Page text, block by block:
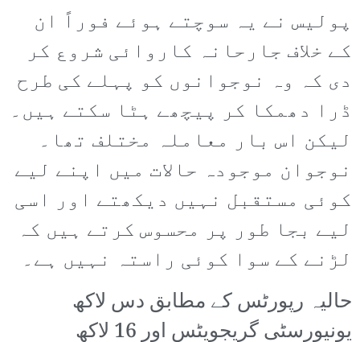
پولیس نے یہ سوچتے ہوئے فوراً ان
کے خلاف جارحانہ کاروائی شروع کر
دی کہ وہ نوجوانوں کو پہلے کی طرح
ڈرا دھمکا کر پیچھے ہٹا سکتے ہیں۔
لیکن اس بار معاملہ مختلف تھا۔
نوجوان موجودہ حالات میں اپنے لیے
کوئی مستقبل نہیں دیکھتے اور اسی
لیے بجا طور پر محسوس کرتے ہیں کہ
لڑنے کے سوا کوئی راستہ نہیں ہے۔
حالیہ رپورٹس کے مطابق دس لاکھ
یونیورسٹی گریجویٹس اور 16 لاکھ